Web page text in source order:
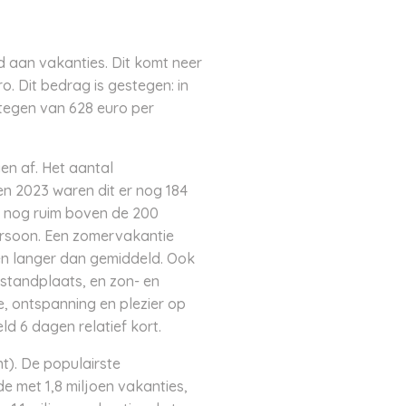
aan vakanties. Dit komt neer
Dit bedrag is gestegen: in
van 628 euro per
af. Het aantal
2023 waren dit er nog 184
ruim boven de 200
Een zomervakantie
langer dan gemiddeld. Ook
en zon- en
ontspanning en plezier op
6 dagen relatief kort.
De populairste
met 1,8 miljoen vakanties,